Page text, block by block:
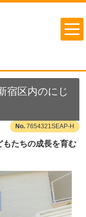
宿区内のにじ
7654321SEAP-H
もたちの成長を育む